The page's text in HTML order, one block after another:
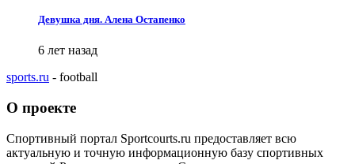
Девушка дня. Алена Остапенко
6 лет назад
sports.ru - football
О проекте
Спортивный портал Sportcourts.ru предоставляет всю
актуальную и точную информационную базу спортивных